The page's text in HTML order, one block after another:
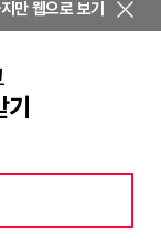
만 웹으로 보기